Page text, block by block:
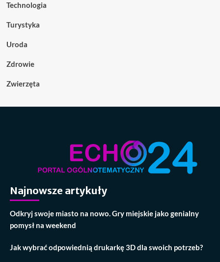
Technologia
Turystyka
Uroda
Zdrowie
Zwierzęta
Najnowsze artykuły
Odkryj swoje miasto na nowo. Gry miejskie jako genialny
pomysł na weekend
Jak wybrać odpowiednią drukarkę 3D dla swoich potrzeb?